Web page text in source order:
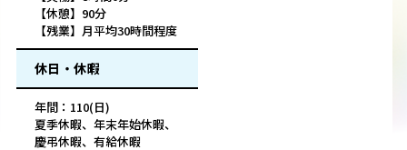
【休憩】90分
【残業】月平均30時間程度
休日・休暇
年間：110(日)
夏季休暇、年末年始休暇、
慶弔休暇、有給休暇